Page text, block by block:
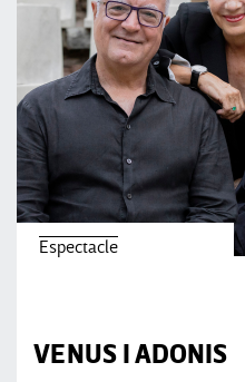
Espectacle
VENUS I ADONIS